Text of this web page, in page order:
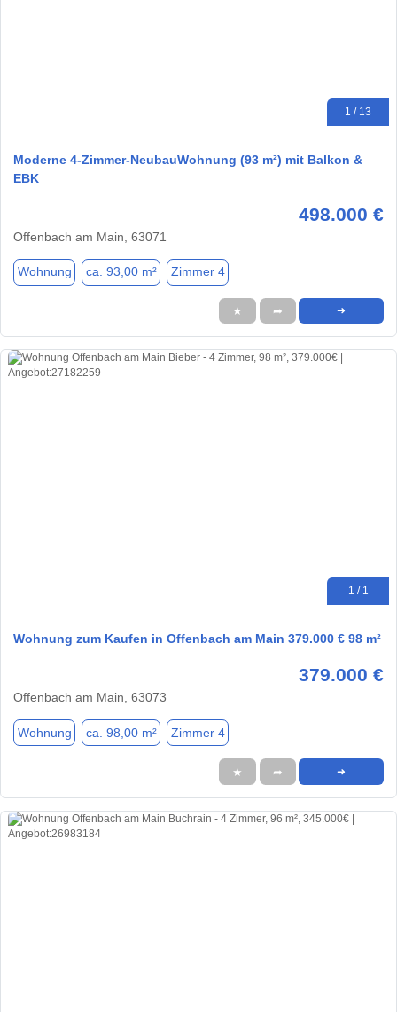
1 / 13
Moderne 4-Zimmer-NeubauWohnung (93 m²) mit Balkon &
EBK
498.000 €
Offenbach am Main, 63071
Wohnung ca. 93,00 m² Zimmer 4
★ ➦ ➜
1 / 1
Wohnung zum Kaufen in Offenbach am Main 379.000 € 98 m²
379.000 €
Offenbach am Main, 63073
Wohnung ca. 98,00 m² Zimmer 4
★ ➦ ➜